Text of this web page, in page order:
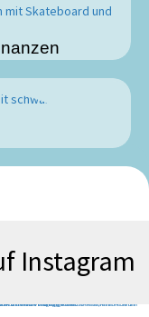
Instagram